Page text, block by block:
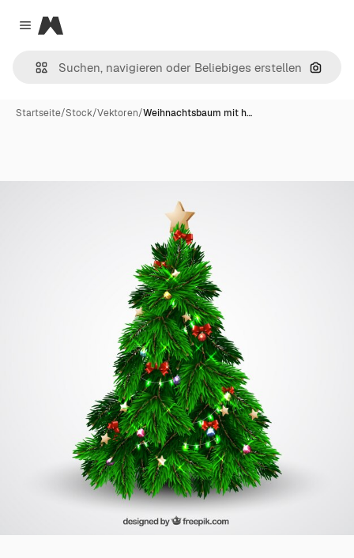
Close menu
Magnific
Nach
Startseite/Stock/Vektoren/Weihnachtsbaum mit h…